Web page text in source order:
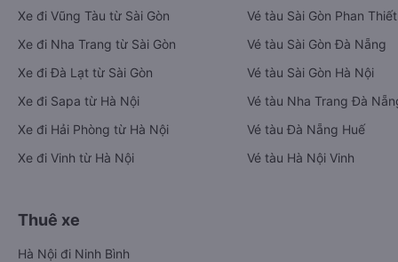
Xe đi Vũng Tàu từ Sài Gòn
Xe đi Nha Trang từ Sài Gòn
Xe đi Đà Lạt từ Sài Gòn
Xe đi Sapa từ Hà Nội
Xe đi Hải Phòng từ Hà Nội
Xe đi Vinh từ Hà Nội
Vé tàu Sài Gòn Phan Thiết
Vé tàu Sài Gòn Đà Nẵng
Vé tàu Sài Gòn Hà Nội
Vé tàu Nha Trang Đà
Vé tàu Đà Nẵng Huế
Vé tàu Hà Nội Vinh
Thuê xe
Hà Nội đi Ninh Bình